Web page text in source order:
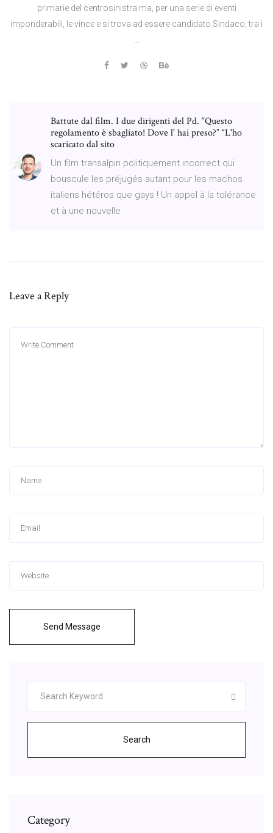
primarie del centrosinistra ma, per una serie di eventi
imponderabili, le vince e si trova ad essere candidato Sindaco, tra i
Battute dal film. I due dirigenti del Pd. “Questo
regolamento è sbagliato! Dove l' hai preso?” “L'ho
scaricato dal sito
Un film transalpin politiquement incorrect qui
bouscule les préjugés autant pour les machos
italiens hétéros que gays ! Un appel à la tolérance
et à une nouvelle
Leave a Reply
Send Message
Search
Category